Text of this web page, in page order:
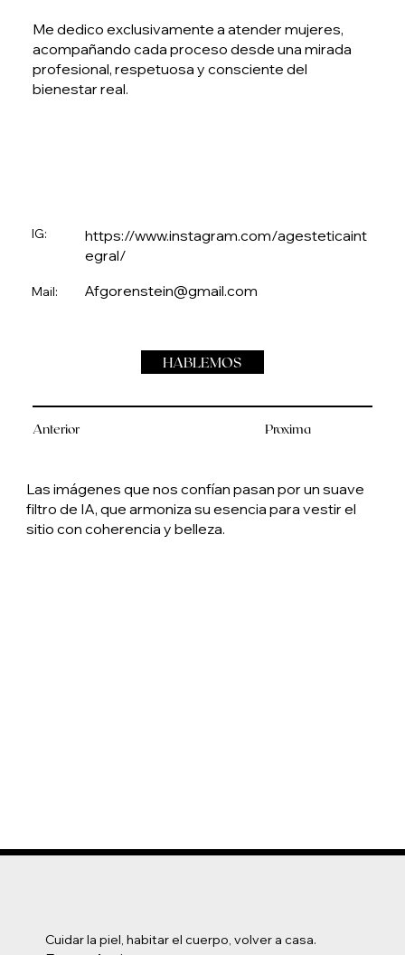
Anterior Proxima
Me dedico exclusivamente a atender mujeres,
acompañando cada proceso desde una mirada
profesional, respetuosa y consciente del
bienestar real.
IG:
https://www.instagram.com/agesteticaint
egral/
Mail: Afgorenstein@gmail.com
HABLEMOS
Las imágenes que nos confían pasan por un suave
filtro de IA, que armoniza su esencia para vestir el
sitio con coherencia y belleza.
Cuidar la piel, habitar el cuerpo, volver a casa.